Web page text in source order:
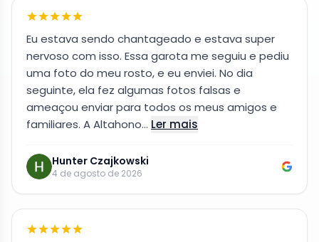
Eu estava sendo chantageado e estava super
nervoso com isso. Essa garota me seguiu e pediu
uma foto do meu rosto, e eu enviei. No dia
seguinte, ela fez algumas fotos falsas e
ameaçou enviar para todos os meus amigos e
familiares. A Altahono… Ler mais
Hunter Czajkowski
4 de agosto de 2026